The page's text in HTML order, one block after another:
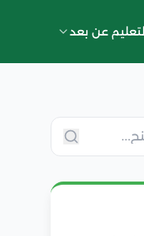
التعليم عن بعد